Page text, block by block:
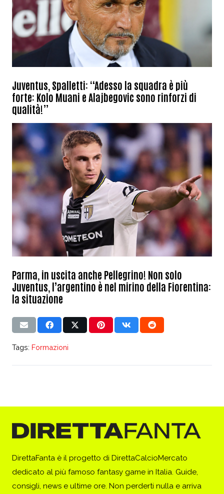
Juventus, Spalletti: “Adesso la squadra è più
forte: Kolo Muani e Alajbegovic sono rinforzi di
qualità!”
Parma, in uscita anche Pellegrino! Non solo
Juventus, l’argentino è nel mirino della Fiorentina:
la situazione
Tags: Formazioni
DirettaFanta è il progetto di DirettaCalcioMercato
dedicato al più famoso fantasy game in Italia. Guide,
consigli, news e ultime ore. Non perderti nulla e arriva